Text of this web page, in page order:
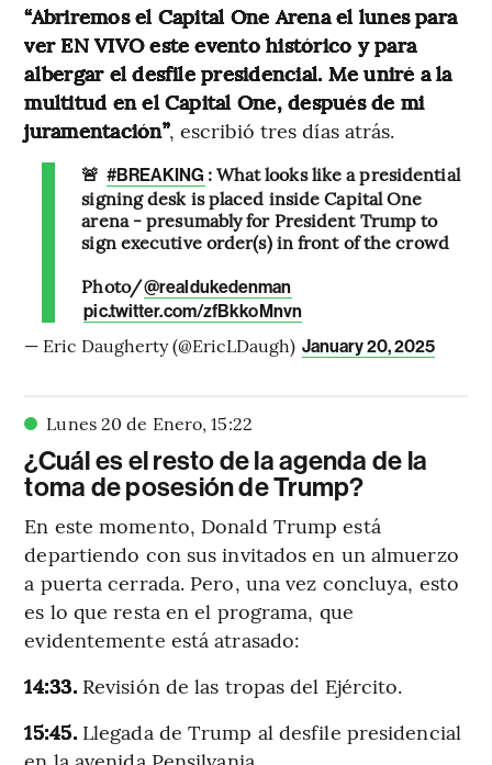
“Abriremos el Capital One Arena el lunes para
ver EN VIVO este evento histórico y para
albergar el desfile presidencial. Me uniré a la
multitud en el Capital One, después de mi
juramentación”, escribió tres días atrás.
🚨 #BREAKING : What looks like a presidential
signing desk is placed inside Capital One
arena - presumably for President Trump to
sign executive order(s) in front of the crowd
Photo/@realdukedenman
pic.twitter.com/zfBkkoMnvn
— Eric Daugherty (@EricLDaugh) January 20, 2025
Lunes 20 de Enero,15:22
¿Cuál es el resto de la agenda de la
toma de posesión de Trump?
En este momento, Donald Trump está
departiendo con sus invitados en un almuerzo
a puerta cerrada. Pero, una vez concluya, esto
es lo que resta en el programa, que
evidentemente está atrasado:
14:33.Revisión de las tropas del Ejército.
15:45.Llegada de Trump al desfile presidencial